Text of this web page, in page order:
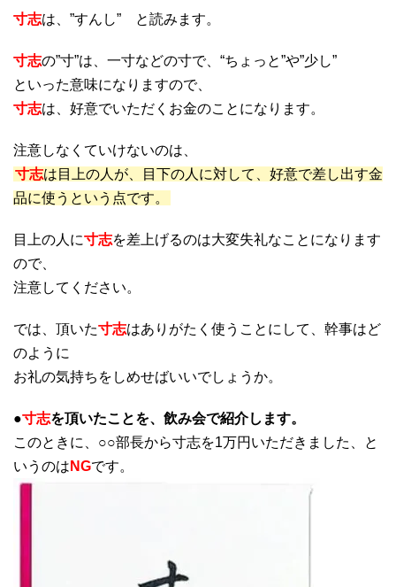
寸志は、”すんし” と読みます。
寸志の”寸”は、一寸などの寸で、“ちょっと”や”少し”
といった意味になりますので、
寸志は、好意でいただくお金のことになります。
注意しなくていけないのは、
寸志は目上の人が、目下の人に対して、好意で差し出す金
品に使うという点です。
目上の人に寸志を差上げるのは大変失礼なことになります
ので、
注意してください。
では、頂いた寸志はありがたく使うことにして、幹事はど
のように
お礼の気持ちをしめせばいいでしょうか。
●寸志を頂いたことを、飲み会で紹介します。
このときに、○○部長から寸志を1万円いただきました、と
いうのは NGです。